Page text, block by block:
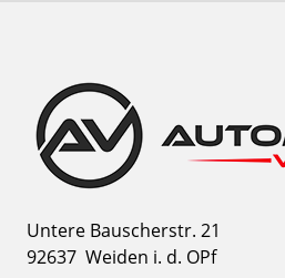
Untere Bauscherstr. 21
92637 Weiden i. d. OPf